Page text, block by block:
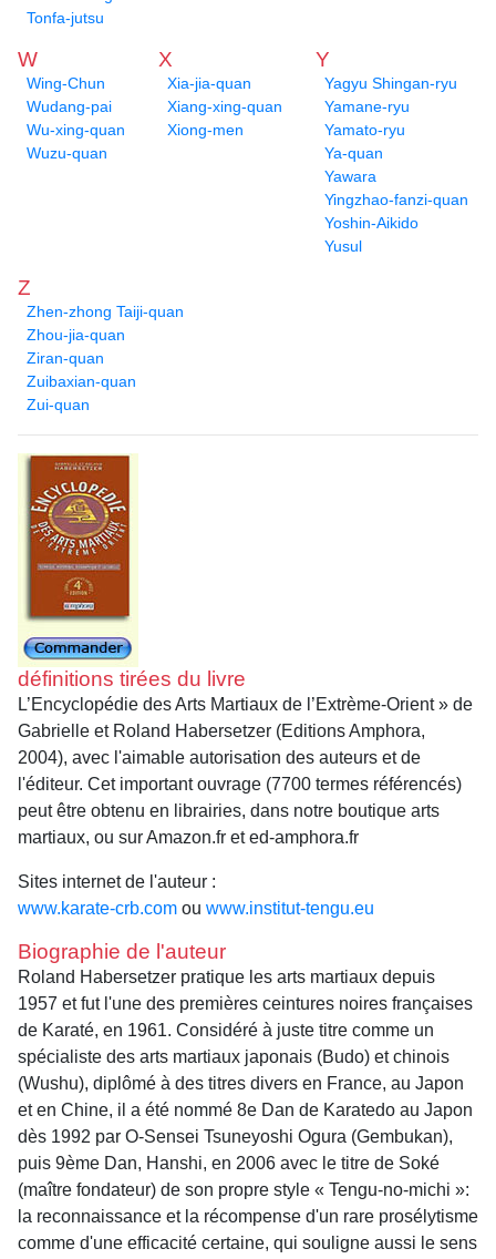
Tonfa-jutsu
W
Wing-Chun
Wudang-pai
Wu-xing-quan
Wuzu-quan
X
Xia-jia-quan
Xiang-xing-quan
Xiong-men
Y
Yagyu Shingan-ryu
Yamane-ryu
Yamato-ryu
Ya-quan
Yawara
Yingzhao-fanzi-quan
Yoshin-Aikido
Yusul
Z
Zhen-zhong Taiji-quan
Zhou-jia-quan
Ziran-quan
Zuibaxian-quan
Zui-quan
définitions tirées du livre
L’Encyclopédie des Arts Martiaux de l’Extrème-Orient » de
Gabrielle et Roland Habersetzer (Editions Amphora,
2004), avec l'aimable autorisation des auteurs et de
l'éditeur. Cet important ouvrage (7700 termes référencés)
peut être obtenu en librairies, dans notre boutique arts
martiaux, ou sur Amazon.fr et ed-amphora.fr
Sites internet de l'auteur :
www.karate-crb.com ou www.institut-tengu.eu
Biographie de l'auteur
Roland Habersetzer pratique les arts martiaux depuis
1957 et fut l'une des premières ceintures noires françaises
de Karaté, en 1961. Considéré à juste titre comme un
spécialiste des arts martiaux japonais (Budo) et chinois
(Wushu), diplômé à des titres divers en France, au Japon
et en Chine, il a été nommé 8e Dan de Karatedo au Japon
dès 1992 par O-Sensei Tsuneyoshi Ogura (Gembukan),
puis 9ème Dan, Hanshi, en 2006 avec le titre de Soké
(maître fondateur) de son propre style « Tengu-no-michi »:
la reconnaissance et la récompense d'un rare prosélytisme
comme d'une efficacité certaine, qui souligne aussi le sens